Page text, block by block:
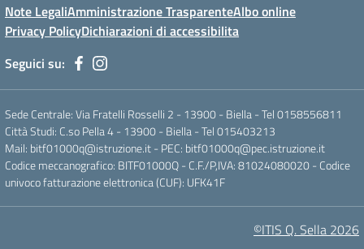
Note LegaliAmministrazione TrasparenteAlbo online
Privacy PolicyDichiarazioni di accessibilita
Seguici su:
Sede Centrale: Via Fratelli Rosselli 2 - 13900 - Biella - Tel 0158556811
Città Studi: C.so Pella 4 - 13900 - Biella - Tel 015403213
Mail: bitf01000q@istruzione.it- PEC: bitf01000q@pec.istruzione.it
Codice meccanografico: BITF01000Q - C.F./P,IVA: 81024080020 - Codice
univoco fatturazione elettronica (CUF): UFK41F
©ITIS Q. Sella 2026